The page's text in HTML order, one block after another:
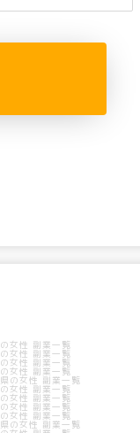
女性 副業一覧
女性 副業一覧
女性 副業一覧
女性 副業一覧
の女性 副業一覧
女性 副業一覧
女性 副業一覧
女性 副業一覧
女性 副業一覧
の女性 副業一覧